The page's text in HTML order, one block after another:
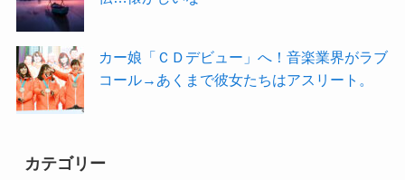
カー娘「ＣＤデビュー」へ！音楽業界がラブ
コール→あくまで彼女たちはアスリート。
カテゴリー